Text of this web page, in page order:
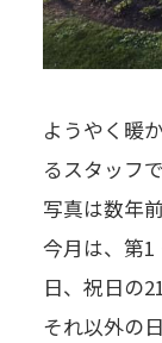
ようやく暖
るスタッフ
写真は数年
今月は、第1
日、祝日の
それ以外の